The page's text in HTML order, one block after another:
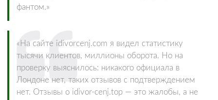
фантом.»
«На сайте idivorcenj.com я видел статистику
тысячи клиентов, миллионы оборота. Но на
проверку выяснилось: никакого официала в
Лондоне нет, таких отзывов с подтверждением
нет. Отзывы о idivor-cenj.top — это жалобы, а не